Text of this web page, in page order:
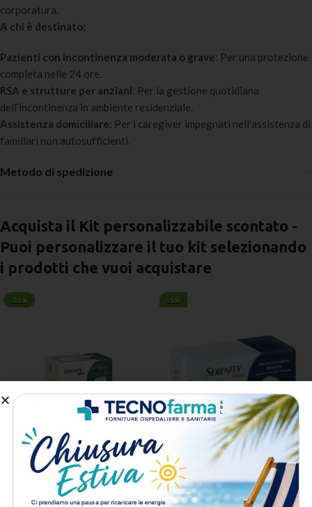
corporatura.
A chi è destinato:
Pazienti con incontinenza moderata o grave: Per una protezione
completa nelle 24 ore.
RSA e strutture per anziani: Per la gestione quotidiana
dell’incontinenza in ambiente residenziale.
Assistenza domiciliare: Per i caregiver impegnati nell’assistenza di
familiari non autosufficienti.
Metodo di spedizione
Acquista il Kit personalizzabile scontato -
Puoi personalizzare il tuo kit selezionando
i prodotti che vuoi acquistare
-35%
Pannolone a Mutandina Slip
-5%
Traversa Monouso 60×90 -
Serenity